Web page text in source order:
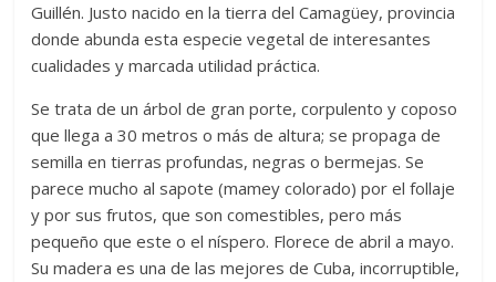
Guillén. Justo nacido en la tierra del Camagüey, provincia
donde abunda esta especie vegetal de interesantes
cualidades y marcada utilidad práctica.
Se trata de un árbol de gran porte, corpulento y coposo
que llega a 30 metros o más de altura; se propaga de
semilla en tierras profundas, negras o bermejas. Se
parece mucho al sapote (mamey colorado) por el follaje
y por sus frutos, que son comestibles, pero más
pequeño que este o el níspero. Florece de abril a mayo.
Su madera es una de las mejores de Cuba, incorruptible,